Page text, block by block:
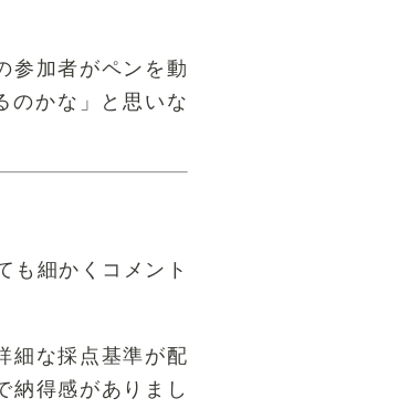
参加者がペンを動
のかな」と思いな
も細かくコメント
細な採点基準が配
納得感がありまし